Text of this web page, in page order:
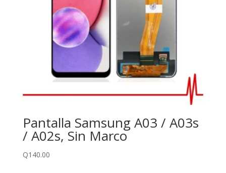
Pantalla Samsung A03 / A03s
/ A02s, Sin Marco
Q140.00